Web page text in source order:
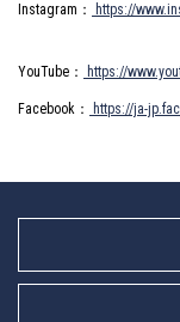
Instagram： https://
YouTube： https://
Facebook： https://ja-